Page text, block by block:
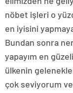
nöbet işleri o
en iyisini
Bundan sonra
yapayım en
ülkenin
çok seviyorum